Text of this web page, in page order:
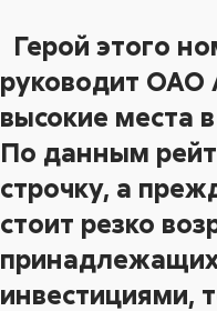
Герой этого
руководит ОАО
высокие места
По данным
строчку, а
стоит резко
инвестициями,